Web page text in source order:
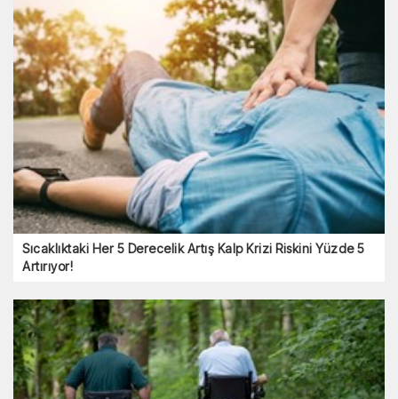
Sıcaklıktaki Her 5 Derecelik Artış Kalp Krizi Riskini Yüzde 5
Artırıyor!